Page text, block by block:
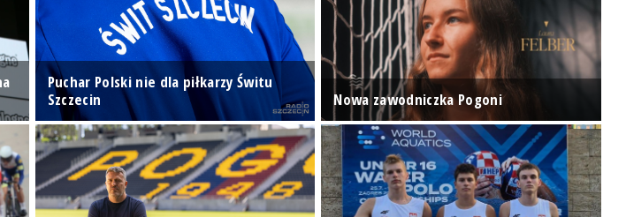
Puchar Polski nie dla piłkarzy Świtu
Szczecin
Nowa zawodniczka Pogoni